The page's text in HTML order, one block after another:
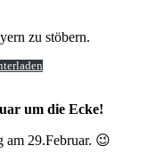
zu stöbern.
um die Ecke!
am 29.Februar. 😉